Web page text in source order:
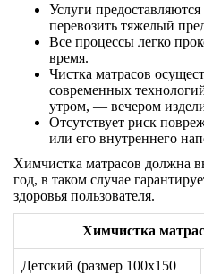
Услуги
перевозить тяжелый
Все процессы легко
время.
Чистка матрасов
современных
утром, — вечером
Отсутствует риск
или его внутреннего
Химчистка матрасов должна
год, в таком случае
здоровья пользователя.
Химчистка
Детский (размер 100х150